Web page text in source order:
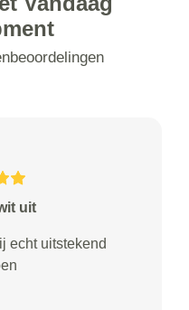
uit
echt uitstekend